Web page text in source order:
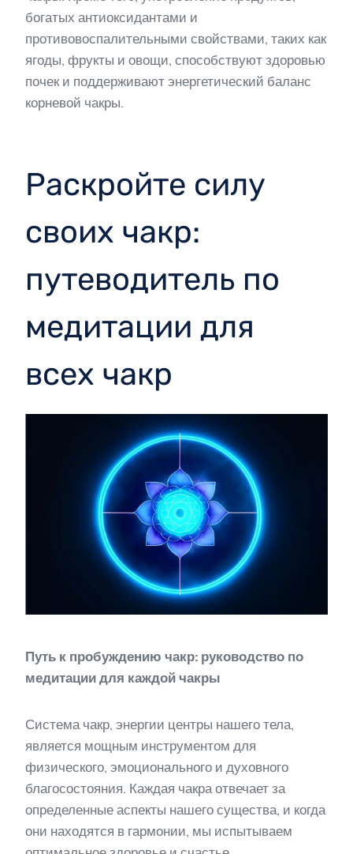
богатых антиоксидантами и
противовоспалительными свойствами, таких как
ягоды, фрукты и овощи, способствуют здоровью
почек и поддерживают энергетический баланс
корневой чакры.
Раскройте силу
своих чакр:
путеводитель по
медитации для
всех чакр
Путь к пробуждению чакр: руководство по
медитации для каждой чакры
Система чакр, энергии центры нашего тела,
является мощным инструментом для
физического, эмоционального и духовного
благосостояния. Каждая чакра отвечает за
определенные аспекты нашего существа, и когда
они находятся в гармонии, мы испытываем